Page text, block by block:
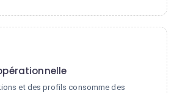
et des profils consomme des